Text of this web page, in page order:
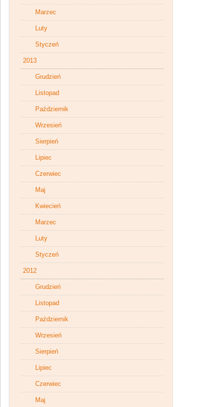
Marzec
Luty
Styczeń
2013
Grudzień
Listopad
Październik
Wrzesień
Sierpień
Lipiec
Czerwiec
Maj
Kwiecień
Marzec
Luty
Styczeń
2012
Grudzień
Listopad
Październik
Wrzesień
Sierpień
Lipiec
Czerwiec
Maj